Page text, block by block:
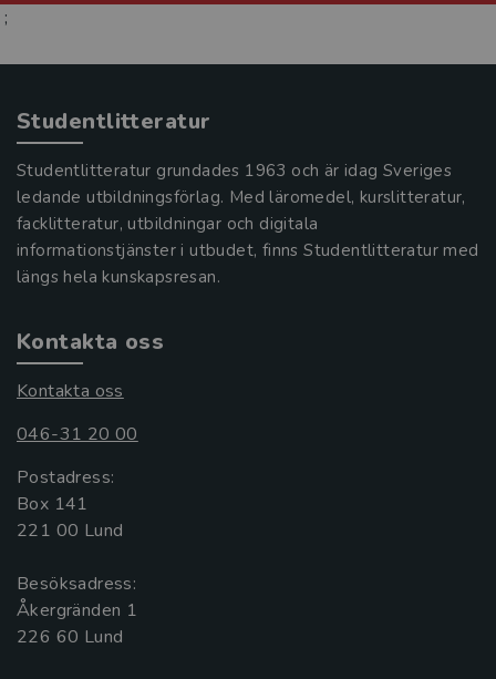
;
Studentlitteratur
Studentlitteratur grundades 1963 och är idag Sveriges
ledande utbildningsförlag. Med läromedel, kurslitteratur,
facklitteratur, utbildningar och digitala
informationstjänster i utbudet, finns Studentlitteratur med
längs hela kunskapsresan.
Kontakta oss
Kontakta oss
046-31 20 00
Postadress:
Box 141
221 00 Lund
Besöksadress:
Åkergränden 1